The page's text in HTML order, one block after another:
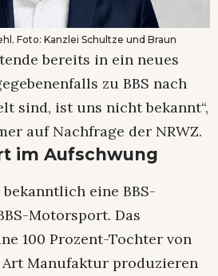
Foto: Kanzlei Schultze und Braun
bereits in ein neues
zu BBS nach
sind, ist uns nicht bekannt“,
auf Nachfrage der NRWZ.
im Aufschwung
eine BBS-
Motorsport. Das
100 Prozent-Tochter von
Art Manufaktur produzieren